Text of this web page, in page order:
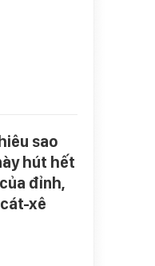
sao
hút hết
đỉnh,
xê